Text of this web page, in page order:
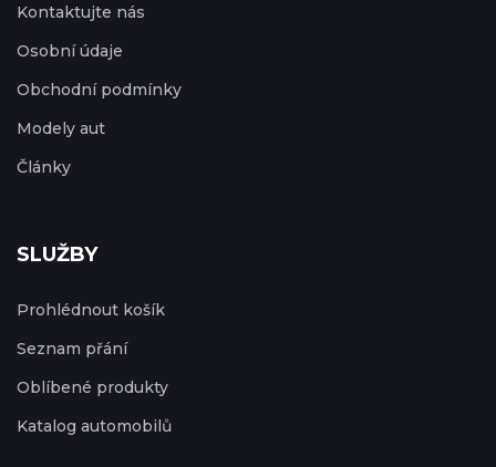
Kontaktujte nás
Osobní údaje
Obchodní podmínky
Modely aut
Články
SLUŽBY
Prohlédnout košík
Seznam přání
Oblíbené produkty
Katalog automobilů